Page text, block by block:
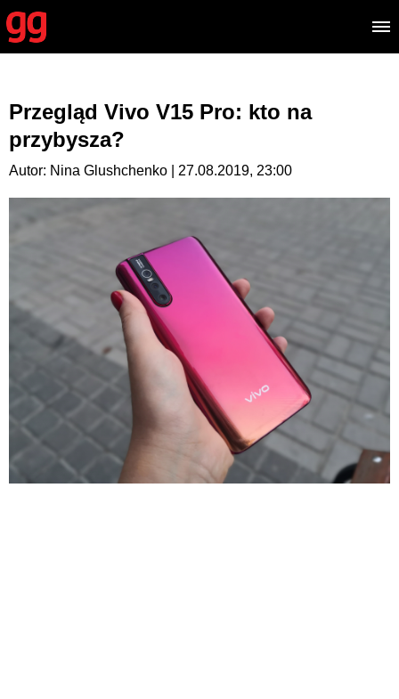
Przegląd Vivo V15 Pro: kto na
przybysza?
Autor: Nina Glushchenko | 27.08.2019, 23:00